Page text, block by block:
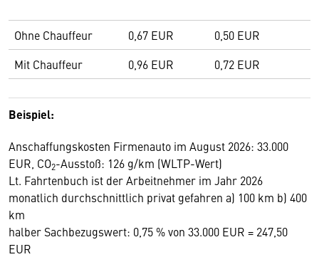
Ohne Chauffeur 0,67 EUR
0,50 EUR
Mit Chauffeur
0,96 EUR 0,72 EUR
Beispiel:
Anschaffungskosten Firmenauto im August 2026: 33.000
EUR, CO2-Ausstoß: 126 g/km (WLTP-Wert)
Lt. Fahrtenbuch ist der Arbeitnehmer im Jahr 2026
monatlich durchschnittlich privat gefahren a) 100 km b) 400
km
halber Sachbezugswert: 0,75 % von 33.000 EUR = 247,50
EUR